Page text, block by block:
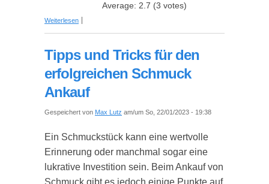
Average: 2.7 (3 votes)
Weiterlesen über 10 Tipps auf die man bei Fahrradverleih
Tipps und Tricks für den
erfolgreichen Schmuck
Ankauf
Gespeichert von Max Lutz am/um So, 22/01/2023 - 19:38
Ein Schmuckstück kann eine wertvolle
Erinnerung oder manchmal sogar eine
lukrative Investition sein. Beim Ankauf von
Schmuck gibt es jedoch einige Punkte auf